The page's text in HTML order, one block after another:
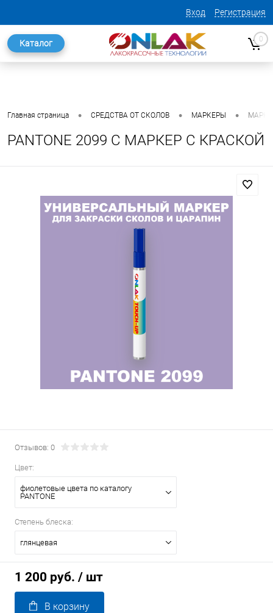
Вход Регистрация
Каталог 0
Главная страница • СРЕДСТВА ОТ СКОЛОВ • МАРКЕРЫ •
PANTONE 2099 C МАРКЕР С КРАСКОЙ
Отзывов: 0
Цвет:
фиолетовые цвета по каталогу
PANTONE
Степень блеска:
глянцевая
1 200 руб. / шт
В корзину